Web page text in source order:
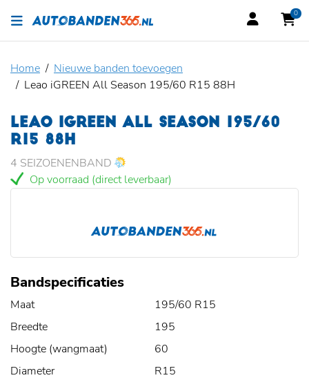
0
Home
Nieuwe banden toevoegen
Leao iGREEN All Season 195/60 R15 88H
LEAO IGREEN ALL SEASON 195/60
R15 88H
4 SEIZOENENBAND
Op voorraad (direct leverbaar)
Bandspecificaties
Maat
195/60 R15
Breedte
195
Hoogte (wangmaat)
60
Diameter
R15